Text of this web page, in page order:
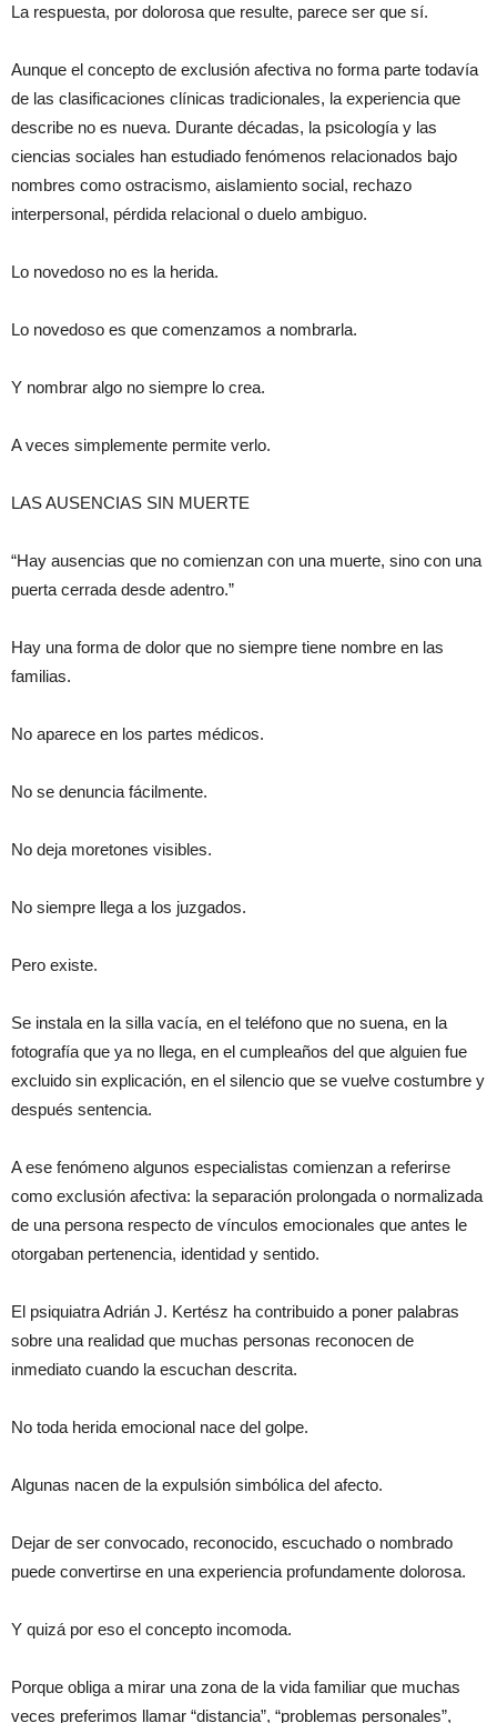
La respuesta, por dolorosa que resulte, parece ser que sí.
Aunque el concepto de exclusión afectiva no forma parte todavía
de las clasificaciones clínicas tradicionales, la experiencia que
describe no es nueva. Durante décadas, la psicología y las
ciencias sociales han estudiado fenómenos relacionados bajo
nombres como ostracismo, aislamiento social, rechazo
interpersonal, pérdida relacional o duelo ambiguo.
Lo novedoso no es la herida.
Lo novedoso es que comenzamos a nombrarla.
Y nombrar algo no siempre lo crea.
A veces simplemente permite verlo.
LAS AUSENCIAS SIN MUERTE
“Hay ausencias que no comienzan con una muerte, sino con una
puerta cerrada desde adentro.”
Hay una forma de dolor que no siempre tiene nombre en las
familias.
No aparece en los partes médicos.
No se denuncia fácilmente.
No deja moretones visibles.
No siempre llega a los juzgados.
Pero existe.
Se instala en la silla vacía, en el teléfono que no suena, en la
fotografía que ya no llega, en el cumpleaños del que alguien fue
excluido sin explicación, en el silencio que se vuelve costumbre y
después sentencia.
A ese fenómeno algunos especialistas comienzan a referirse
como exclusión afectiva: la separación prolongada o normalizada
de una persona respecto de vínculos emocionales que antes le
otorgaban pertenencia, identidad y sentido.
El psiquiatra Adrián J. Kertész ha contribuido a poner palabras
sobre una realidad que muchas personas reconocen de
inmediato cuando la escuchan descrita.
No toda herida emocional nace del golpe.
Algunas nacen de la expulsión simbólica del afecto.
Dejar de ser convocado, reconocido, escuchado o nombrado
puede convertirse en una experiencia profundamente dolorosa.
Y quizá por eso el concepto incomoda.
Porque obliga a mirar una zona de la vida familiar que muchas
veces preferimos llamar “distancia”, “problemas personales”,